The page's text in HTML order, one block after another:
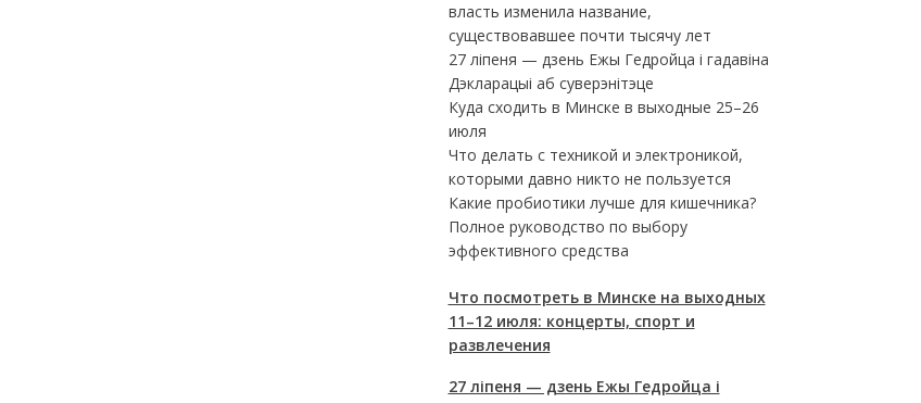
власть изменила название,
существовавшее почти тысячу лет
27 ліпеня — дзень Ежы Гедройца і гадавіна
Дэкларацыі аб суверэнітэце
Куда сходить в Минске в выходные 25–26
июля
Что делать с техникой и электроникой,
которыми давно никто не пользуется
Какие пробиотики лучше для кишечника?
Полное руководство по выбору
эффективного средства
Что посмотреть в Минске на выходных
11–12 июля: концерты, спорт и
развлечения
27 ліпеня — дзень Ежы Гедройца і